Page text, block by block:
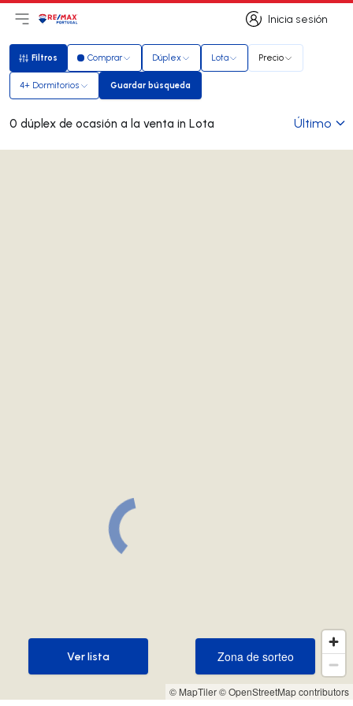
Inicia sesión
Inicia sesión
Abrir el menú principal
Logotipo
Filtros
Filtros Comprar Dúplex Lota Precio
4+ Dormitorios Guardar búsqueda
Guardar búsqueda
0 dúplex de ocasión a la venta in Lota Último
© MapTiler© OpenStreetMap contributors
Zona de sorteo
Zona de sorteo
Ver lista
Ver lista